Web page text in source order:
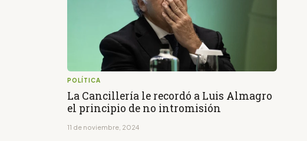
POLÍTICA
La Cancillería le recordó a Luis Almagro
el principio de no intromisión
11 de noviembre, 2024